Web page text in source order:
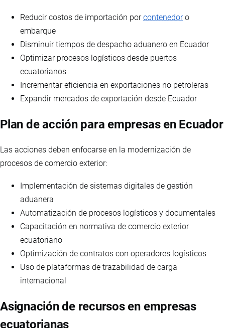
Reducir costos de importación porcontenedoro
embarque
Disminuir tiempos de despacho aduanero en Ecuador
Optimizar procesos logísticos desde puertos
ecuatorianos
Incrementar eficiencia en exportaciones no petroleras
Expandir mercados de exportación desde Ecuador
Plan de acción para empresas en Ecuador
Las acciones deben enfocarse en la modernización de
procesos de comercio exterior:
Implementación de sistemas digitales de gestión
aduanera
Automatización de procesos logísticos y documentales
Capacitación en normativa de comercio exterior
ecuatoriano
Optimización de contratos con operadores logísticos
Uso de plataformas de trazabilidad de carga
internacional
Asignación de recursos en empresas
ecuatorianas